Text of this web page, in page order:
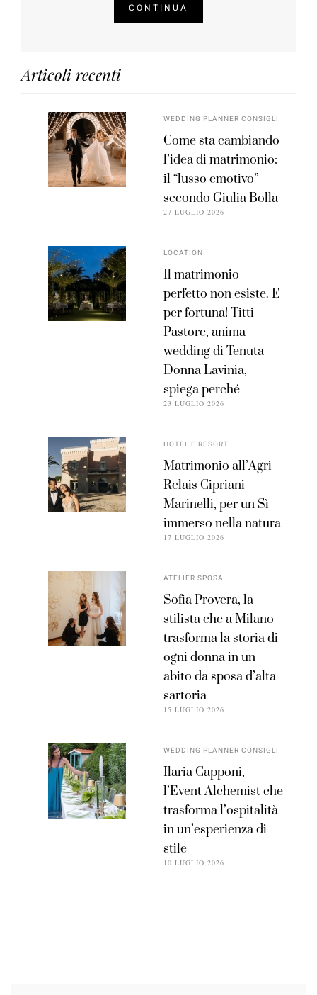
CONTINUA
Articoli recenti
WEDDING PLANNER CONSIGLI
Come sta cambiando
l’idea di matrimonio:
il “lusso emotivo”
secondo Giulia Bolla
27 LUGLIO 2026
LOCATION
Il matrimonio
perfetto non esiste. E
per fortuna! Titti
Pastore, anima
wedding di Tenuta
Donna Lavinia,
spiega perché
23 LUGLIO 2026
HOTEL E RESORT
Matrimonio all’Agri
Relais Cipriani
Marinelli, per un Sì
immerso nella natura
17 LUGLIO 2026
ATELIER SPOSA
Sofia Provera, la
stilista che a Milano
trasforma la storia di
ogni donna in un
abito da sposa d’alta
sartoria
15 LUGLIO 2026
WEDDING PLANNER CONSIGLI
Ilaria Capponi,
l’Event Alchemist che
trasforma l’ospitalità
in un’esperienza di
stile
10 LUGLIO 2026